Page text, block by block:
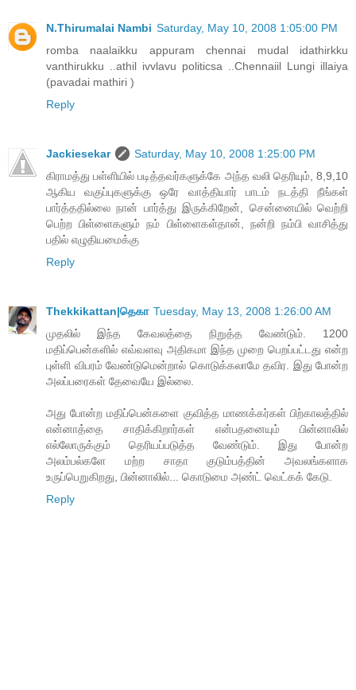
N.Thirumalai Nambi Saturday, May 10, 2008 1:05:00 PM
romba naalaikku appuram chennai mudal idathirkku
vanthirukku ..athil ivvlavu politicsa ..Chennaiil Lungi illaiya
(pavadai mathiri )
Reply
Jackiesekar
Saturday, May 10, 2008 1:25:00 PM
கிராமத்து பள்ளியில் படித்தவர்களுக்கே அந்த வலி தெரியும், 8,9,10
ஆகிய வகுப்புகளுக்கு ஒரே வாத்தியார் பாடம் நடத்தி நீங்கள்
பார்த்ததில்லை நான் பார்த்து இருக்கிறேன், சென்னையில் வெற்றி
பெற்ற பிள்ளைகளும் நம் பிள்ளைகள்தான், நன்றி நம்பி வாசித்து
பதில் எழுதியமைக்கு
Reply
Thekkikattan|தெகா Tuesday, May 13, 2008 1:26:00 AM
முதலில் இந்த கேவலத்தை நிறுத்த வேண்டும். 1200
மதிப்பென்களில் எவ்வளவு அதிகமா இந்த முறை பெறப்பட்டது என்ற
புள்ளி விபரம் வேண்டுமென்றால் கொடுக்கலாமே தவிர. இது போன்ற
அலப்பரைகள் தேவையே இல்லை.
அது போன்ற மதிப்பென்களை குவித்த மாணக்கர்கள் பிற்காலத்தில்
என்னாத்தை சாதிக்கிறார்கள் என்பதனையும் பின்னாலில்
எல்லோருக்கும் தெரியப்படுத்த வேண்டும். இது போன்ற
அலம்பல்களே மற்ற சாதா குடும்பத்தின் அவலங்களாக
உருப்பெறுகிறது, பின்னாலில்... கொடுமை அண்ட் வெட்கக் கேடு.
Reply